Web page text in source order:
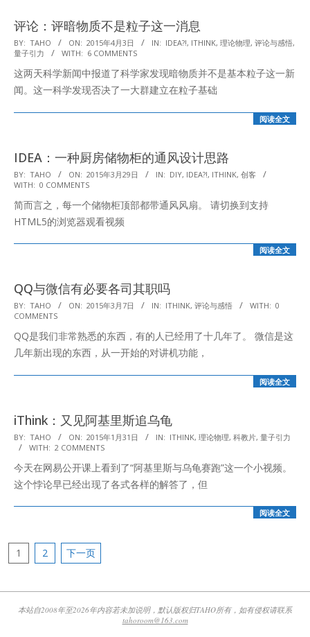
评论：评暗物质不是粒子这一消息
2015-
04-
03
BY: TAHO ON: 2015年4月3日 IN: IDEA?!, ITHINK, 理论物理, 评论与感悟,
量子引力
WITH: 6 COMMENTS
这两天科学新闻中报道了科学家发现暗物质并不是基本粒子这一新
闻。这一科学发现否决了一大群建立在粒子基础
阅读全文
IDEA：一种厨房储物柜的通风设计思路
2015-
03-
29
BY: TAHO ON: 2015年3月29日 IN: DIY, IDEA?!, ITHINK, 创客
WITH: 0 COMMENTS
简而言之，每一个储物柜顶部都带通风风扇。 请切换到支持
HTML5的浏览器观看视频
阅读全文
QQ与微信有必要各司其职吗
2015-
03-
07
BY: TAHO ON: 2015年3月7日 IN: ITHINK, 评论与感悟 WITH: 0
COMMENTS
QQ是我们非常熟悉的东西，有的人已经用了十几年了。 微信是这
几年新出现的东西，从一开始的对讲机功能，
阅读全文
iThink：又见阿基里斯追乌龟
2015-
01-
31
BY: TAHO ON: 2015年1月31日 IN: ITHINK, 理论物理, 科教片, 量子引力
WITH: 2 COMMENTS
今天在网易公开课上看到了“阿基里斯与乌龟赛跑”这一个小视频。
这个悖论早已经出现了各式各样的解答了，但
阅读全文
文
分
页
1 2 下一页
本站自2008年至2026年内容若未加说明，默认版权归TAHO所有，如有侵权请联系
tahoroom@163.com